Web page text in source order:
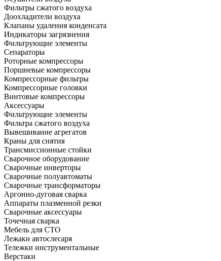
Фильтры сжатого воздуха
Доохладители воздуха
Клапаны удаления конденсата
Индикаторы загрязнения
Фильтрующие элементы
Сепараторы
Роторные компрессоры
Поршневые компрессоры
Компрессорные фильтры
Компрессорные головки
Винтовые компрессоры
Аксессуары
Фильтрующие элементы
Фильтра сжатого воздуха
Вывешивание агрегатов
Краны для снятия
Трансмиссионные стойки
Сварочное оборудование
Сварочные инверторы
Сварочные полуавтоматы
Сварочные трансформаторы
Аргонно-дуговая сварка
Аппараты плазменной резки
Сварочные аксессуары
Точечная сварка
Мебель для СТО
Лежаки автослесаря
Тележки инструментальные
Верстаки